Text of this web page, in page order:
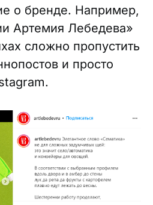
о бренде. Например,
Артемия Лебедева»
сложно пропустить
и просто